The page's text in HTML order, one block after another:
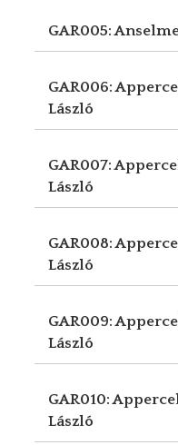
GAR005:
GAR006:
László
GAR007:
László
GAR008:
László
GAR009:
László
GAR010:
László